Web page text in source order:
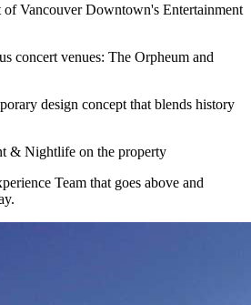
of Vancouver Downtown's Entertainment
concert venues: The Orpheum and
design concept that blends history
& Nightlife on the property
Team that goes above and